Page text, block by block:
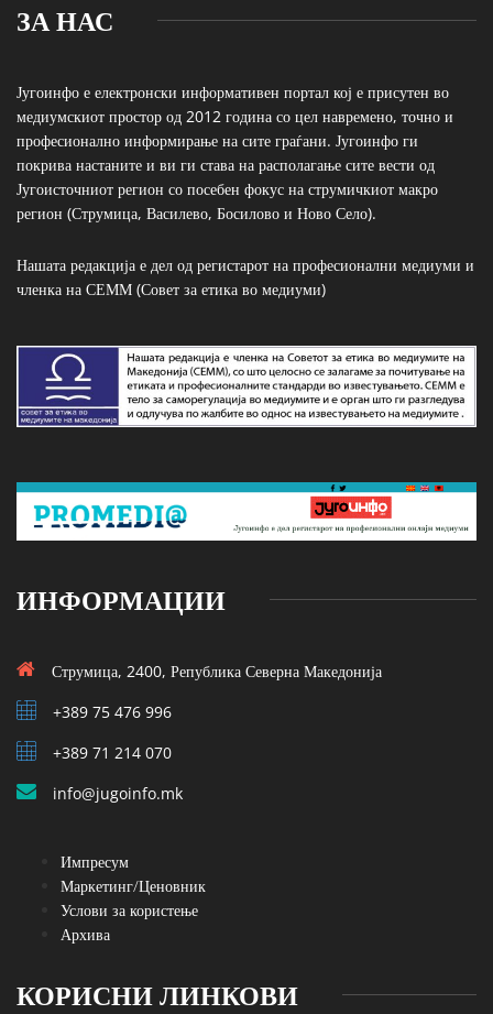
ЗА НАС
Југоинфо е електронски информативен портал кој е присутен во
медиумскиот простор од 2012 година со цел навремено, точно и
професионално информирање на сите граѓани. Југоинфо ги
покрива настаните и ви ги става на располагање сите вести од
Југоисточниот регион со посебен фокус на струмичкиот макро
регион (Струмица, Василево, Босилово и Ново Село).
Нашата редакција е дел од регистарот на професионални медиуми и
членка на СЕММ (Совет за етика во медиуми)
ИНФОРМАЦИИ
Струмица, 2400, Република Северна Македонија
+389 75 476 996
+389 71 214 070
info@jugoinfo.mk
Импресум
Маркетинг/Ценовник
Услови за користење
Архива
КОРИСНИ ЛИНКОВИ